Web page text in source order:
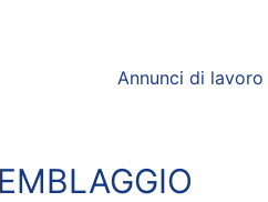
Annunci di lavoro